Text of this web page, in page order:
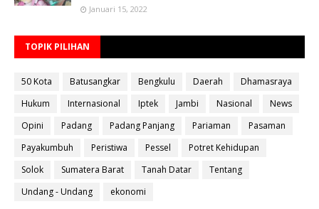
Januari 15, 2022
TOPIK PILIHAN
50 Kota Batusangkar Bengkulu Daerah
Dhamasraya
Hukum
Internasional Iptek Jambi Nasional
News
Opini
Padang Padang Panjang Pariaman
Pasaman
Payakumbuh
Peristiwa Pessel
Potret Kehidupan
Solok
Sumatera Barat Tanah Datar
Tentang
Undang - Undang
ekonomi